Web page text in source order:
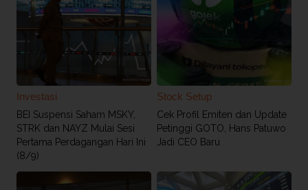
Investasi
BEI Suspensi Saham MSKY,
STRK dan NAYZ Mulai Sesi
Pertama Perdagangan Hari Ini
(8/9)
Stock Setup
Cek Profil Emiten dan Update
Petinggi GOTO, Hans Patuwo
Jadi CEO Baru